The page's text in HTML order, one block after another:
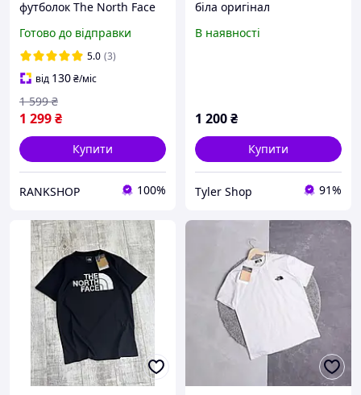
футболок The North Face
Зе Норт Фейс ТНФ
Готово до відправки
5.0 (3)
від 130₴/міс
1 299₴
1 599 ₴
Купити
RANKSHOP 100%
біла оригінал
В наявності
1 200₴
Купити
Tyler Shop 91%